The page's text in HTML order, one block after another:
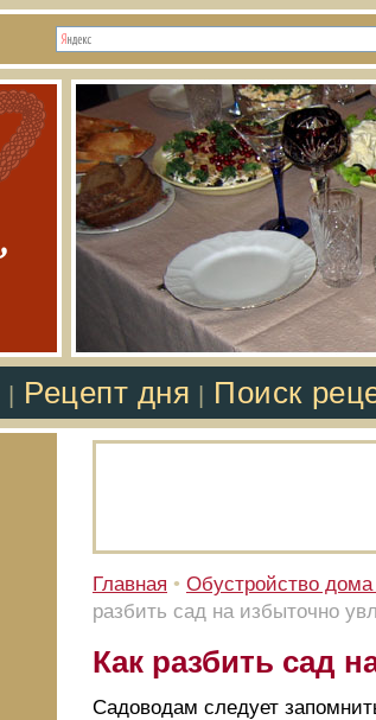
Рецепт дня Поиск
Главная • Обустройство дома
разбить сад на избыточно
Как разбить сад
Садоводам следует